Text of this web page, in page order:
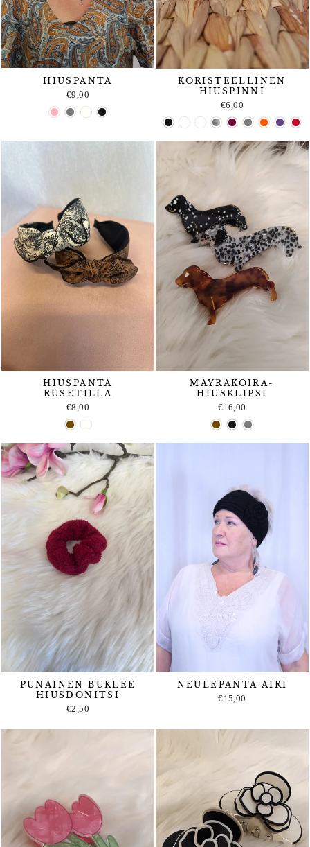
HIUSPANTA
€9,00
KORISTEELLINEN
HIUSPINNI
€6,00
HIUSPANTA
RUSETILLA
€8,00
MÄYRÄKOIRA-
HIUSKLIPSI
€16,00
PUNAINEN BUKLEE
HIUSDONITSI
€2,50
NEULEPANTA AIRI
€15,00